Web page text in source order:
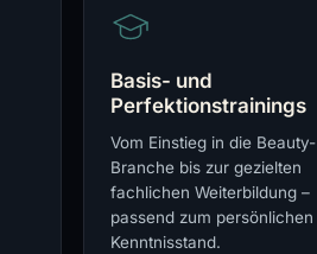
Basis- und
Perfektionstrainings
Vom Einstieg in die Beauty-
Branche bis zur gezielten
fachlichen Weiterbildung –
passend zum persönlichen
Kenntnisstand.